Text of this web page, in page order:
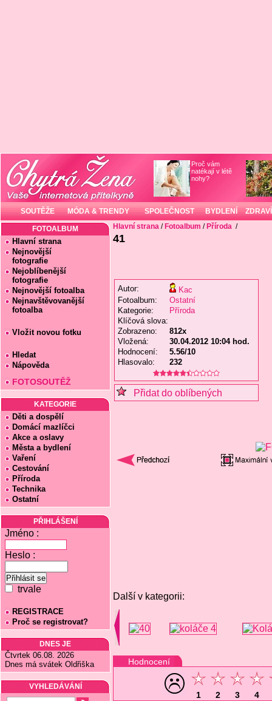
Proč vám
natékají v létě
nohy?
SOUTĚŽE MÓDA & TRENDY SPOLEČNOST BYDLENÍ ZDRAVÍ
FOTOALBUM
Hlavní strana
Nejnovější
fotografie
Nejoblíbenější
fotografie
Nejnovější fotoalba
Nejnavštěvovanější
fotoalba
Vložit novou fotku
Hledat
Nápověda
FOTOSOUTĚŽ
KATEGORIE
Děti a dospělí
Domácí mazlíčci
Akce a oslavy
Města a bydlení
Vaření
Cestování
Příroda
Technika
Ostatní
PŘIHLÁŠENÍ
Jméno :
Heslo :
trvale
REGISTRACE
Proč se registrovat?
DNES JE
Čtvrtek 06.08. 2026
Dnes má svátek Oldřiška
VYHLEDÁVÁNÍ
Hlavní strana / Fotoalbum / Příroda /
41
Autor:
Kac
Fotoalbum:
Ostatní
Kategorie:
Příroda
Klíčová slova:
Zobrazeno:
812x
Vložená:
30.04.2012 10:04 hod.
Hodnocení:
5.56/10
Hlasovalo:
232
Přidat do oblíbených
Další v kategorii:
Hodnocení
1 2 3 4